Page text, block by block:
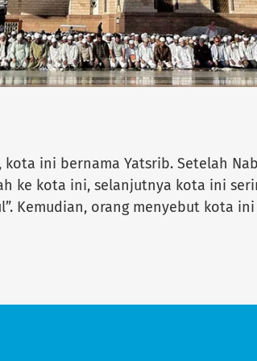
kota ini bernama Yatsrib. Setelah
ke kota ini, selanjutnya kota ini
Kemudian, orang menyebut kota